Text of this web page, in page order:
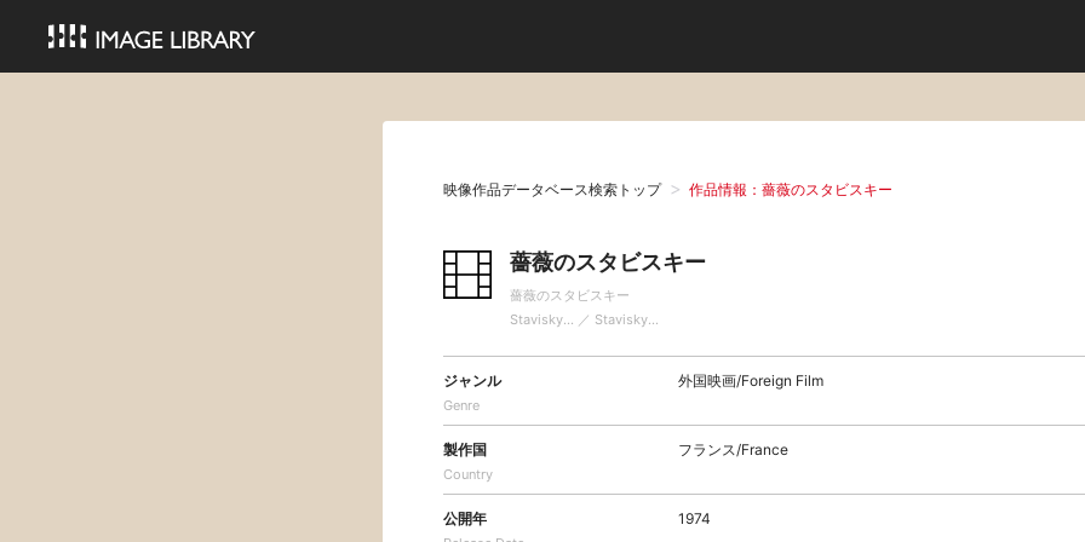
映像作品データベース検索トップ 作品情報：薔薇のスタビスキー
薔薇のスタビスキー
薔薇のスタビスキー
Stavisky... ／ Stavisky...
ジャンル
Genre
外国映画/Foreign Film
製作国
Country
フランス/France
公開年 1974